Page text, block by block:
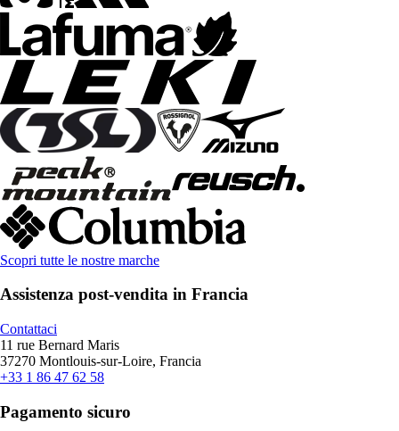
Scopri tutte le nostre marche
Assistenza post-vendita in Francia
Contattaci
11 rue Bernard Maris
37270 Montlouis-sur-Loire, Francia
+33 1 86 47 62 58
Pagamento sicuro